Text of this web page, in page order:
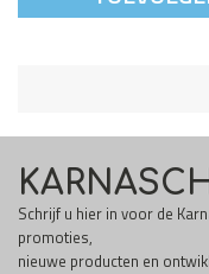
Schrijf u hier in voor de
promoties,
nieuwe producten en